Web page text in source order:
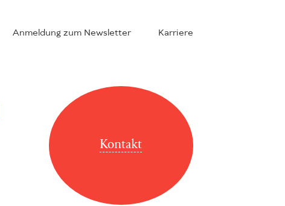
Anmeldung zum Newsletter Karriere
Kontakt